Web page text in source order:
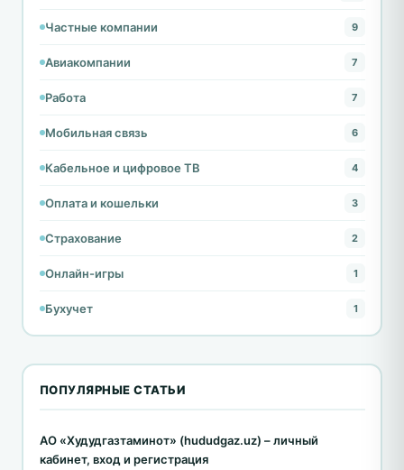
Частные компании 9
Авиакомпании 7
Работа 7
Мобильная связь 6
Кабельное и цифровое ТВ 4
Оплата и кошельки 3
Страхование 2
Онлайн-игры 1
Бухучет 1
ПОПУЛЯРНЫЕ СТАТЬИ
АО «Худудгазтаминот» (hududgaz.uz) – личный
кабинет, вход и регистрация